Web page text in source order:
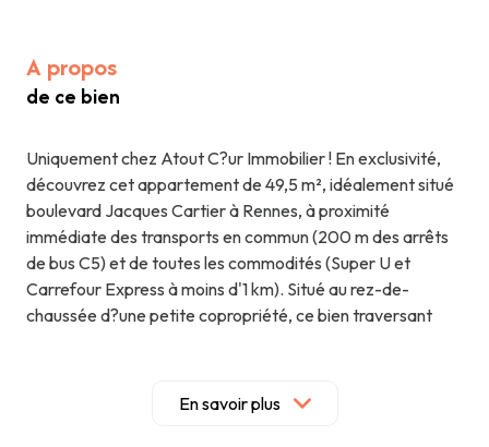
A propos
de ce bien
Uniquement chez Atout C?ur Immobilier ! En exclusivité,
découvrez cet appartement de 49,5 m², idéalement situé
boulevard Jacques Cartier à Rennes, à proximité
immédiate des transports en commun (200 m des arrêts
de bus C5) et de toutes les commodités (Super U et
Carrefour Express à moins d'1 km). Situé au rez-de-
chaussée d?une petite copropriété, ce bien traversant
séduit par son volume et son potentiel : la cuisine ouverte
est à aménager et équiper selon vos envies. L?
En savoir plus